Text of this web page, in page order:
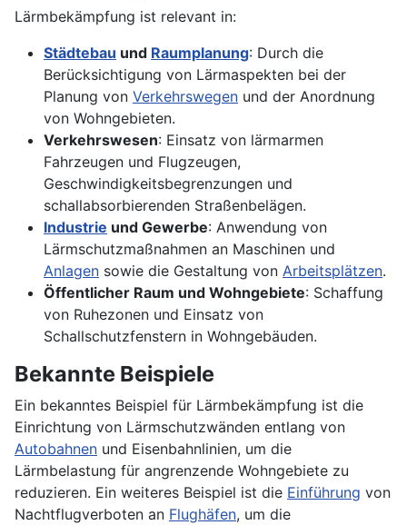
Lärmbekämpfung ist relevant in:
Städtebau und Raumplanung: Durch die
Berücksichtigung von Lärmaspekten bei der
Planung von Verkehrswegen und der Anordnung
von Wohngebieten.
Verkehrswesen: Einsatz von lärmarmen
Fahrzeugen und Flugzeugen,
Geschwindigkeitsbegrenzungen und
schallabsorbierenden Straßenbelägen.
Industrie und Gewerbe: Anwendung von
Lärmschutzmaßnahmen an Maschinen und
Anlagen sowie die Gestaltung von Arbeitsplätzen.
Öffentlicher Raum und Wohngebiete: Schaffung
von Ruhezonen und Einsatz von
Schallschutzfenstern in Wohngebäuden.
Bekannte Beispiele
Ein bekanntes Beispiel für Lärmbekämpfung ist die
Einrichtung von Lärmschutzwänden entlang von
Autobahnen und Eisenbahnlinien, um die
Lärmbelastung für angrenzende Wohngebiete zu
reduzieren. Ein weiteres Beispiel ist die Einführung von
Nachtflugverboten an Flughäfen, um die